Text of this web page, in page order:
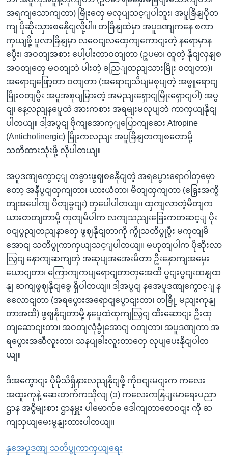
အရကျသောကျတာ) မြိုးတှေ မလုပျသင့ျပါဘူး၊ အပူခြိနျပိုတ
ကျ ပိုဆိုးသှားစနေိုငျလို့ပါ။ တခြိနျထဲမှာ အပူဒဏျကနေ စကာ
ကှယျဖို့ ပူလာခြိနျမှာ လဝေငျလထှေကျကောငျးတဲ့ နရောမှာန
ပွေီး၊ အဝတျအစား ပေါ့ပါးတာဝတျတာ (ဥပမာ၊ ထူတဲ့ နိုငျလှနျစ
အဝတျတှေ မဝတျဘဲ ပါးတဲ့ ခညြျထညျသားမြိုး ဝတျတာ)၊
အရောငျဖြော့တာ ဝတျတာ (အရောငျသိပျမစုပျတဲ့ အဖွူရောငျ
မြိုးဝတျပွီး အပူအစုပျမြားတဲ့ အမညျးရှောငျမြိုးရှောငျပါ) အပွ
ငျ၊ နေ့လညျနပေူထဲ အားကစား အရမျးမလုပျဘဲ ကာကှယျနိုငျ
ပါတယျ။ ဒါ့အပွငျ ဗိုကျအောက့ျပြောကျဆေး Atropine
(Anticholinergic) မြိုးကလညျး အပူခြိနျတကျစတောမို့
သတိထားသုံးဖို့ လိုပါတယျ။
အပူဒဏျကွောင့ျ တခွားဖွဈစနေိုငျတဲ့ အရပွေားရောဂါတှမှော
တော့ အနီပွငျထှကျတာ၊ ယားယံတာ၊ မိတျထှကျတာ (ခြှေးအကွိ
တျအပေါကျ ပိတျခွငျး) တှပေါပါတယျ။ ထှကျလာတဲ့မိတျက
ယားတတျတာမို့ ကုတျမိပါက လကျသညျးခြေးကတဆင့ျ ပိုး
ဝငျပွညျတညျနာတှေ ဖွဈနိုငျတာကို ကွိုသတိပွုပွီး မကုတျမိ
အောငျ သတိပွုကာကှယျသင့ျပါတယျ။ မဟုတျပါက ပိုဆိုးလာ
လြှငျ နောကျဆကျတှဲ အဆုပျအအေးမိတာ ဦးနှောကျအမှေး
ယောငျတာ၊ ကြောကျကပျရောငျတာတှအေထိ ပွငျးပွငျးထနျထ
နျ ဆကျဖွဈနိုငျခွေ ရှိပါတယျ။ ဒါ့အပွငျ နအေပူဒဏျကွောင့ျ န
လေောငျတာ (အရပွေားအရောငျပွောငျးတာ၊ တခြို့ မညျးကုနျ
တာအထိ) ဖွဈနိုငျတာမို့ နပေူထဲထှကျလြှငျ ထီးဆောငျး ဦးထု
တျဆောငျးတာ၊ အဝတျလုံခွုံအောငျ ဝတျတာ၊ အပူဒဏျကာ အ
ရပွေားအဆီလူးတာ၊ သနပျခါးလူးတာတှေ လုပျပေးနိုငျပါတ
ယျ။
ဒီအကွောငျး ပိုမိုသိရှိနားလညျနိုငျဖို့ ကိုဝငျးမငျးက ကလေး
အထူးကုနဲ့ ဆေးတက်ကသိုလျ (၁) ကလေးကနြျးမာရေးပညာ
ဌာန အငွိမျးစား ဌာနမှူး ပါမောက်ခ ဒေါကျတာစောဝငျး ကို ဆ
ကျသှယျမေးမွနျးထားပါတယျ။
နှအေပူဒဏျ သတိပွုကာကှယျရေး